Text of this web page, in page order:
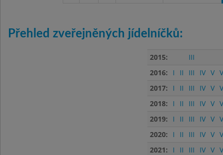
Přehled zveřejněných jídelníčků:
2015:
III
2016:
I II III IV V
2017:
I II III IV V
2018:
I II III IV V
2019:
I II III IV V
2020:
I II III IV V
2021:
I II III IV V